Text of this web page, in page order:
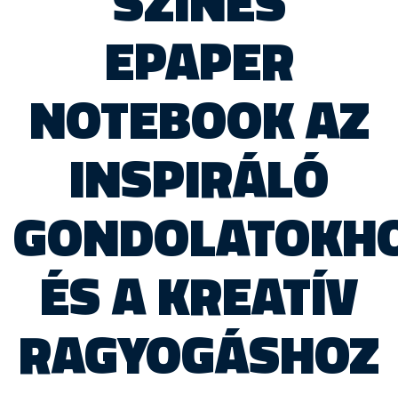
EPAPER
NOTEBOOK AZ
INSPIRÁLÓ
ÉS A KREATÍV
RAGYOGÁSHOZ